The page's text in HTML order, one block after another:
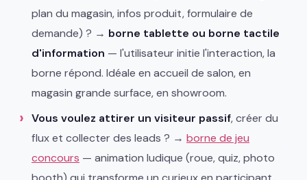
plan du magasin, infos produit, formulaire de
demande) ? → borne tablette ou borne tactile
d'information — l'utilisateur initie l'interaction, la
borne répond. Idéale en accueil de salon, en
magasin grande surface, en showroom.
Vous voulez attirer un visiteur passif, créer du
flux et collecter des leads ? → borne de jeu
concours — animation ludique (roue, quiz, photo